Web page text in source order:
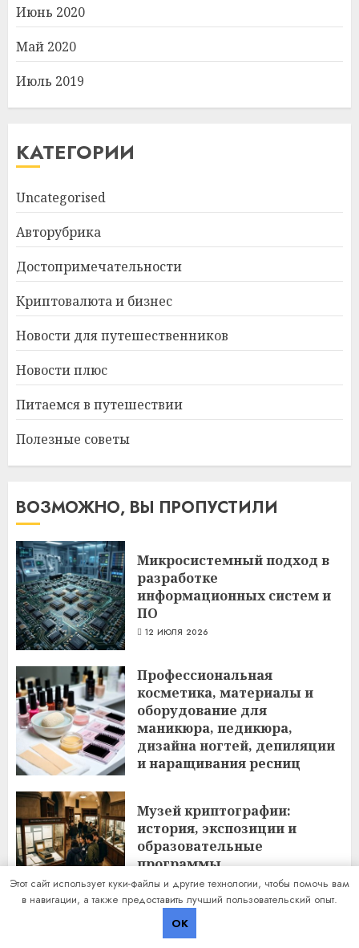
Июнь 2020
Май 2020
Июль 2019
КАТЕГОРИИ
Uncategorised
Авторубрика
Достопримечательности
Криптовалюта и бизнес
Новости для путешественников
Новости плюс
Питаемся в путешествии
Полезные советы
ВОЗМОЖНО, ВЫ ПРОПУСТИЛИ
Микросистемный подход в
разработке
информационных систем и
ПО
12 ИЮЛЯ 2026
Профессиональная
косметика, материалы и
оборудование для
маникюра, педикюра,
дизайна ногтей, депиляции
и наращивания ресниц
Музей криптографии:
история, экспозиции и
образовательные
программы
8 ИЮНЯ 2026
Этот сайт использует куки-файлы и другие технологии, чтобы помочь вам
в навигации, а также предоставить лучший пользовательский опыт.
OK